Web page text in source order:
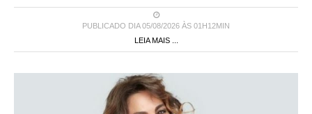
PUBLICADO DIA 05/08/2026 ÀS 01H12MIN
LEIA MAIS ...